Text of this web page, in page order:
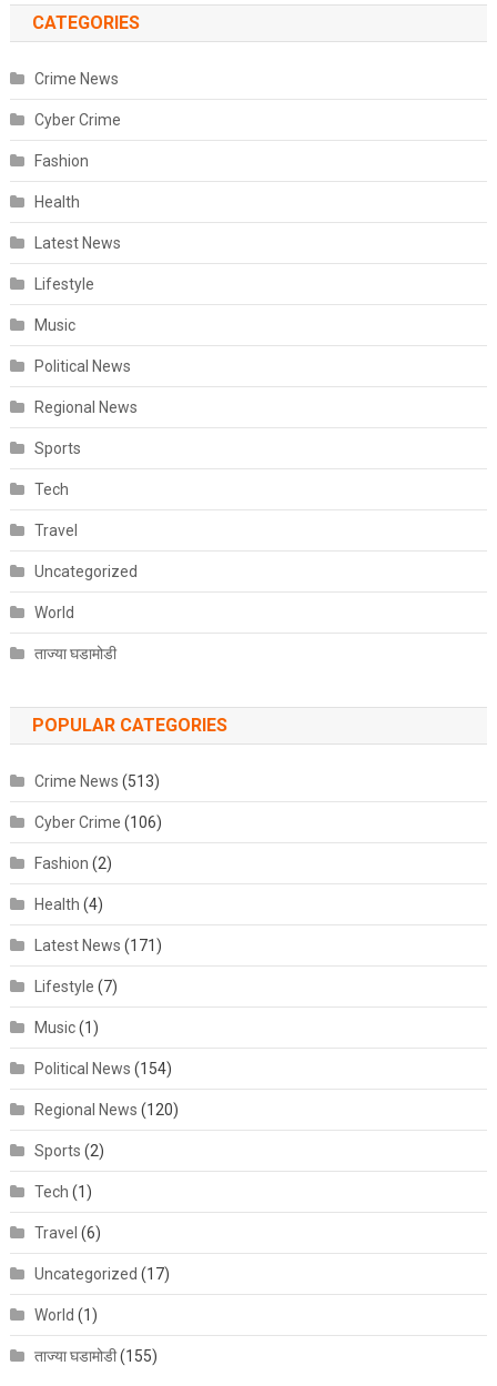
CATEGORIES
Crime News
Cyber Crime
Fashion
Health
Latest News
Lifestyle
Music
Political News
Regional News
Sports
Tech
Travel
Uncategorized
World
ताज्या घडामोडी
POPULAR CATEGORIES
Crime News (513)
Cyber Crime (106)
Fashion (2)
Health (4)
Latest News (171)
Lifestyle (7)
Music(1)
Political News (154)
Regional News (120)
Sports (2)
Tech (1)
Travel (6)
Uncategorized (17)
World (1)
ताज्या घडामोडी(155)